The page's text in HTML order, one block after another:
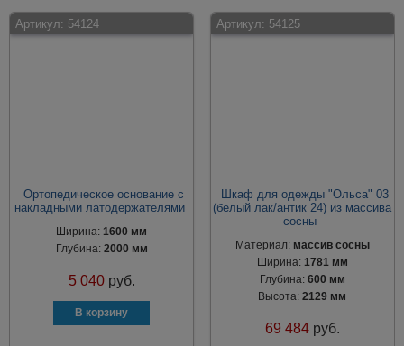
Артикул: 54124
Ортопедическое основание с
накладными латодержателями
Ширина:1600 мм
Глубина: 2000 мм
5 040 руб.
Артикул: 54125
Шкаф для одежды "Ольса" 03
(белый лак/антик 24) из массива
сосны
Материал: массив сосны
Ширина: 1781 мм
Глубина: 600 мм
Высота:2129 мм
69 484 руб.